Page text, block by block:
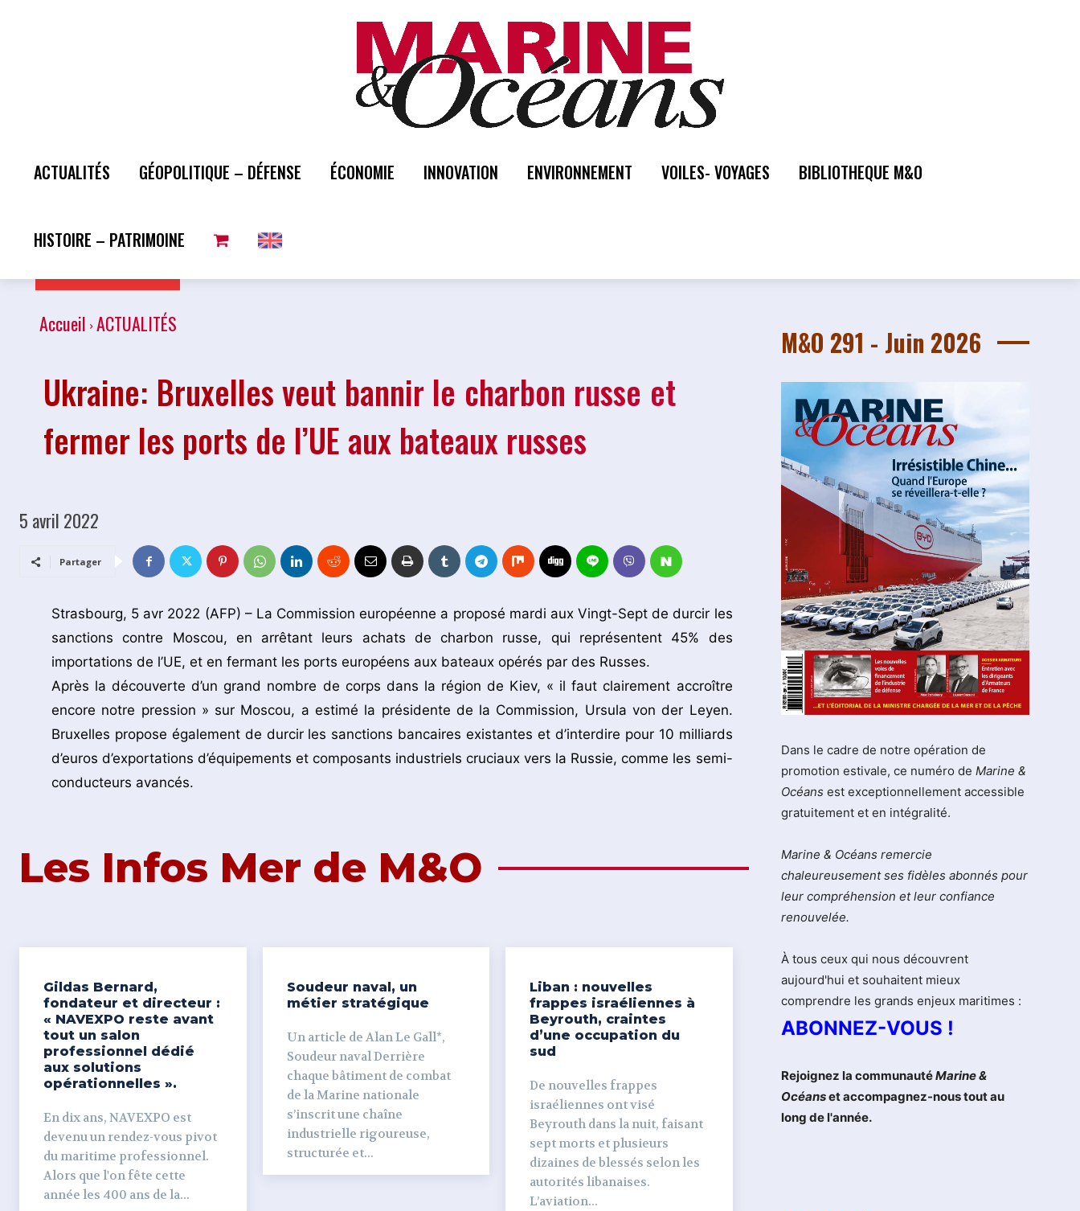
ACTUALITÉS GÉOPOLITIQUE – DÉFENSE ÉCONOMIE INNOVATION ENVIRONNEMENT VOILES- VOYAGES BIBLIOTHEQUE M&O
HISTOIRE – PATRIMOINE
Accueil ACTUALITÉS
Ukraine: Bruxelles veut bannir le charbon russe et
fermer les ports de l’UE aux bateaux russes
5 avril 2022
Partager
Strasbourg, 5 avr 2022 (AFP) – La Commission européenne a proposé mardi aux Vingt-Sept de durcir les
sanctions contre Moscou, en arrêtant leurs achats de charbon russe, qui représentent 45% des
importations de l’UE, et en fermant les ports européens aux bateaux opérés par des Russes.
Après la découverte d’un grand nombre de corps dans la région de Kiev, « il faut clairement accroître
encore notre pression » sur Moscou, a estimé la présidente de la Commission, Ursula von der Leyen.
Bruxelles propose également de durcir les sanctions bancaires existantes et d’interdire pour 10 milliards
d’euros d’exportations d’équipements et composants industriels cruciaux vers la Russie, comme les semi-
conducteurs avancés.
Les Infos Mer de M&O
Gildas Bernard,
fondateur et directeur :
« NAVEXPO reste avant
tout un salon
professionnel dédié
aux solutions
opérationnelles ».
En dix ans, NAVEXPO est
devenu un rendez-vous pivot
du maritime professionnel.
Alors que l'on fête cette
année les 400 ans de la...
Soudeur naval, un
métier stratégique
Un article de Alan Le Gall*,
Soudeur naval Derrière
chaque bâtiment de combat
de la Marine nationale
s’inscrit une chaîne
industrielle rigoureuse,
structurée et...
Liban : nouvelles
frappes israéliennes à
Beyrouth, craintes
d’une occupation du
sud
De nouvelles frappes
israéliennes ont visé
Beyrouth dans la nuit, faisant
sept morts et plusieurs
dizaines de blessés selon les
autorités libanaises.
L’aviation...
M&O 291 - Juin 2026
Dans le cadre de notre opération de
promotion estivale, ce numéro de Marine &
Océans est exceptionnellement accessible
gratuitement et en intégralité.
Marine & Océans remercie
chaleureusement ses fidèles abonnés pour
leur compréhension et leur confiance
renouvelée.
À tous ceux qui nous découvrent
aujourd'hui et souhaitent mieux
comprendre les grands enjeux maritimes :
ABONNEZ-VOUS !
Rejoignez la communautéMarine &
Océanset accompagnez-nous tout au
long de l'année.